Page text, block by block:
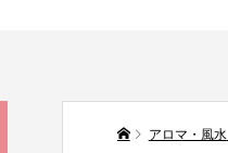
アロマ・風水